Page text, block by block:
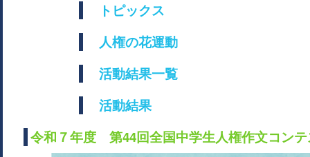
トピックス
人権の花運動
活動結果一覧
活動結果
令和７年度 第44回全国中学生人権作文コン